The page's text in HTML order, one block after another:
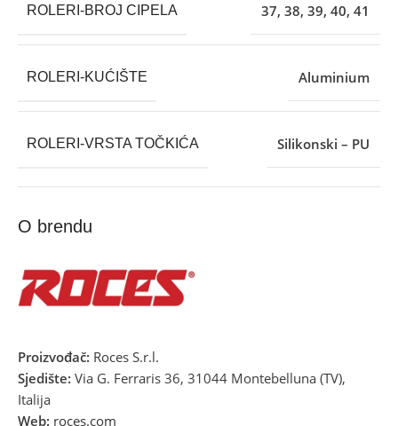
ROLERI-BROJ CIPELA 37, 38, 39, 40, 41
ROLERI-KUĆIŠTE Aluminium
ROLERI-VRSTA TOČKIĆA Silikonski – PU
O brendu
Proizvođač: Roces S.r.l.
Sjedište: Via G. Ferraris 36, 31044 Montebelluna (TV),
Italija
Web: roces.com